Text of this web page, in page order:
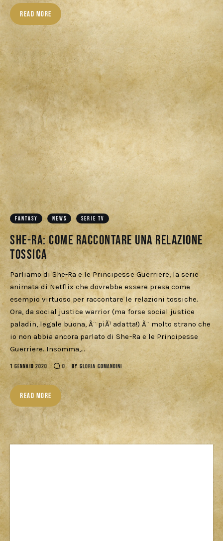
READ MORE
FANTASY NEWS SERIE TV
She-Ra: come raccontare una relazione
tossica
Parliamo di She-Ra e le Principesse Guerriere, la serie
animata di Netflix che dovrebbe essere presa come
esempio virtuoso per raccontare le relazioni tossiche.
Ora, da social justice warrior (ma forse social justice
paladin, legale buona, Ã¨ piÃ¹ adatta!) Ã¨ molto strano che
io non abbia ancora parlato di She-Ra e le Principesse
Guerriere. Insomma,…
1 GENNAIO 2020 0 BY GLORIA COMANDINI
READ MORE